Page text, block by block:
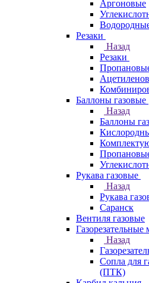
Аргоновые
Резаки
Назад
Резаки
Баллоны газовые
Назад
Баллоны
Рукава газовые
Назад
Рукава
Саранск
Вентиля газовые
Назад
Сопла для
(ПТК)